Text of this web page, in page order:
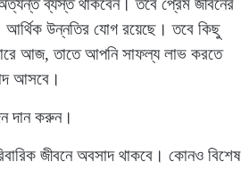
ব্যস্ত থাকবেন। তবে প্রেম জীবনের
আর্থিক উন্নতির যোগ রয়েছে। তবে কিছু
আজ, তাতে আপনি সাফল্য লাভ করতে
আসবে।
দান করুন।
জীবনে অবসাদ থাকবে। কোনও বিশেষ